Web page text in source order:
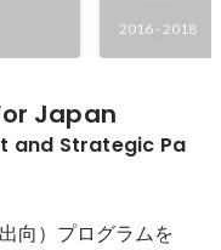
2016 - 2018
Japan
and Strategic Pa
向）プログラムを